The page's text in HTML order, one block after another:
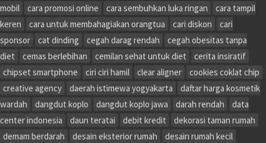
mobil
cara promosi online cara sembuhkan luka ringan
cara tampil
keren
cara untuk membahagiakan orangtua cari diskon
cari
sponsor
cat dinding cegah darag rendah
cegah obesitas tanpa
diet
cemas berlebihan cemilan sehat untuk diet
cerita insiratif
chipset smartphone
ciri ciri hamil clear aligner
cookies coklat chip
creative agency
daerah istimewa yogyakarta
daftar harga kosmetik
wardah
dangdut koplo dangdut koplo jawa darah rendah
data
center indonesia
daun teratai debit kredit
dekorasi taman rumah
demam berdarah
desain eksterior rumah
desain rumah kecil